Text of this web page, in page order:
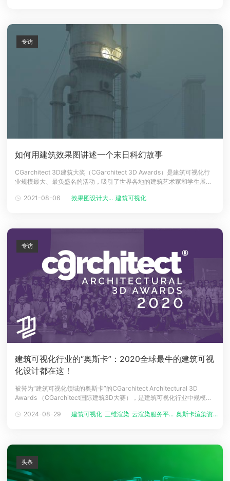
如何用建筑效果图讲述一个末日科幻故事
CGarchitect 3D建筑大奖（CGarchitect 3D Awards）是建筑可视化行
业规模最大、最负盛名的活动，吸引了世界各地的建筑艺术家和学生展示
了。这一次为大家介绍的是2020年CGarchitect 3D奖学生提名之一，
2021-08-06 效果图设计大... 建筑可视化
专访
建筑可视化行业的“奥斯卡”：2020全球最牛的建筑可视
化设计都在这！
被誉为“建筑可视化领域的奥斯卡”的CGarchitect Architectural 3D
Awards （CGarchitect国际建筑3D大赛），是建筑可视化行业中规模最
了来自世界各地的顶级工作室，优秀的自由职业者和学生参赛。今天我们
2024-08-29 建筑可视化 三维渲染 云渲染服务平... 奥斯卡渲染资...
专访
头条